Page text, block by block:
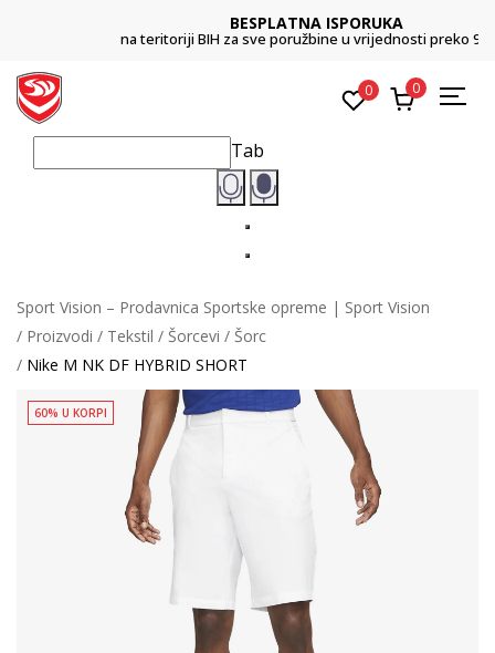
BESPLATNA ISPORUKA
na teritoriji BIH za sve poružbine u vrijednosti preko 99 KM
0 0
Tab
Sport Vision – Prodavnica Sportske opreme | Sport Vision
Proizvodi
Tekstil Šorcevi
Šorc
Nike M NK DF HYBRID SHORT
60% U KORPI